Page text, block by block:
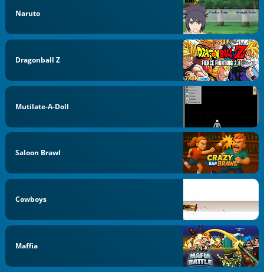
Naruto
Dragonball Z
Mutilate-A-Doll
Saloon Brawl
Cowboys
Maffia